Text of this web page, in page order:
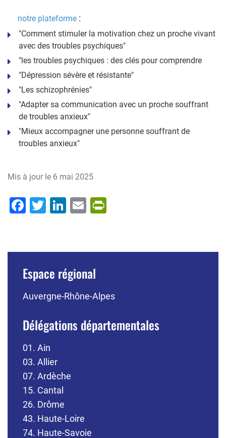
notre plateforme :
"Comment stimuler la motivation chez un proche vivant
avec des troubles psychiques"
"les troubles psychiques : des clés pour comprendre
"Dépression sévère et résistante"
"Les schizophrénies"
"Adapter sa communication avec un proche souffrant
de troubles anxieux"
"Mieux accompagner une personne souffrant de
troubles anxieux"
Mis à jour le 6 mai 2025
Facebook
Twitter
LinkedIn
Email
Espace régional
Auvergne-Rhône-Alpes
Délégations départementales
01. Ain
03. Allier
07. Ardèche
15. Cantal
26. Drôme
43. Haute-Loire
74. Haute-Savoie